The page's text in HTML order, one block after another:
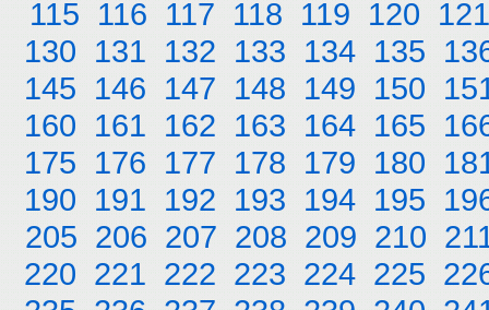
115 116 117 118 119 120 121
130 131 132 133 134 135
145 146 147 148 149 150
160 161 162 163 164 165
175 176 177 178 179 180
190 191 192 193 194 195
205 206 207 208 209 210
220 221 222 223 224 225